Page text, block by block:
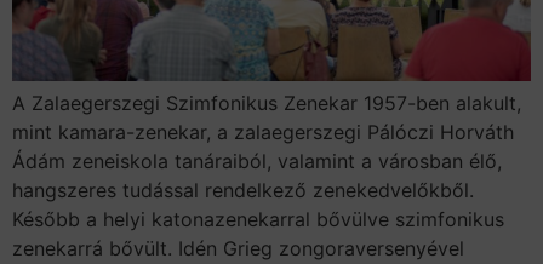
A Zalaegerszegi Szimfonikus Zenekar 1957-ben alakult,
mint kamara-zenekar, a zalaegerszegi Pálóczi Horváth
Ádám zeneiskola tanáraiból, valamint a városban élő,
hangszeres tudással rendelkező zenekedvelőkből.
Később a helyi katonazenekarral bővülve szimfonikus
zenekarrá bővült. Idén Grieg zongoraversenyével